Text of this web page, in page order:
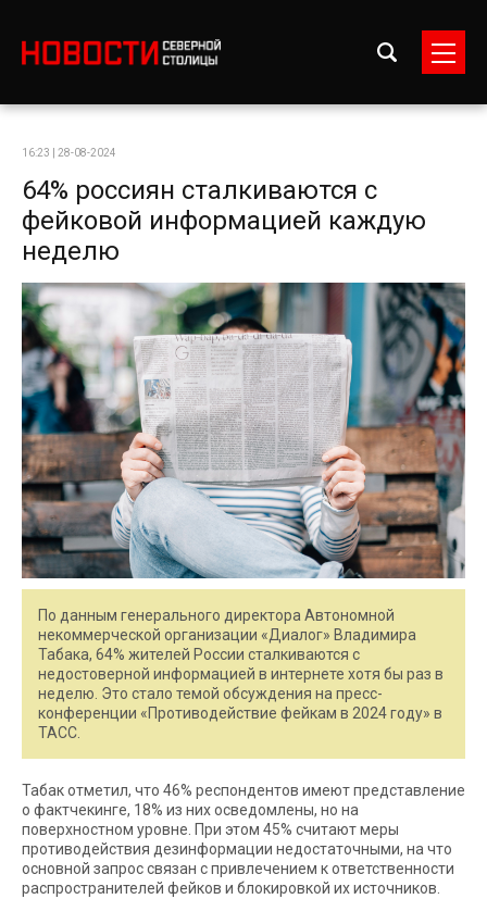
16:23 | 28-08-2024
64% россиян сталкиваются с
фейковой информацией каждую
неделю
По данным генерального директора Автономной
некоммерческой организации «Диалог» Владимира
Табака, 64% жителей России сталкиваются с
недостоверной информацией в интернете хотя бы раз в
неделю. Это стало темой обсуждения на пресс-
конференции «Противодействие фейкам в 2024 году» в
ТАСС.
Табак отметил, что 46% респондентов имеют представление
о фактчекинге, 18% из них осведомлены, но на
поверхностном уровне. При этом 45% считают меры
противодействия дезинформации недостаточными, на что
основной запрос связан с привлечением к ответственности
распространителей фейков и блокировкой их источников.